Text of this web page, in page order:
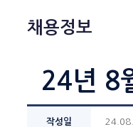
채용정보
24년 8
작성일